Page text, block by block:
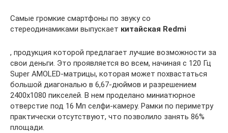
Самые громкие смартфоны по звуку со
стереодинамиками выпускает китайская Redmi
, продукция которой предлагает лучшие возможности за
свои деньги. Это проявляется во всем, начиная с 120 Гц
Super AMOLED-матрицы, которая может похвастаться
большой диагональю в 6,67-дюймов и разрешением
2400х1080 пикселей. В нем проделано миниатюрное
отверстие под 16 Мп селфи-камеру. Рамки по периметру
практически отсутствуют, что позволило занять 86%
площади.